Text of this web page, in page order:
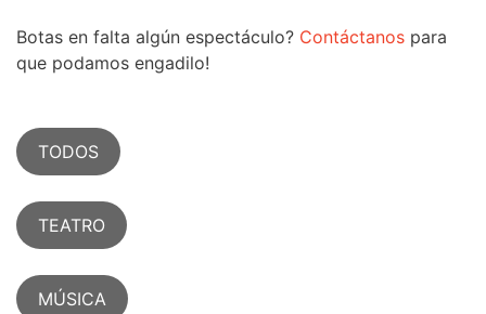
Botas en falta algún espectáculo? Contáctanos para
que podamos engadilo!
TODOS
TEATRO
MÚSICA